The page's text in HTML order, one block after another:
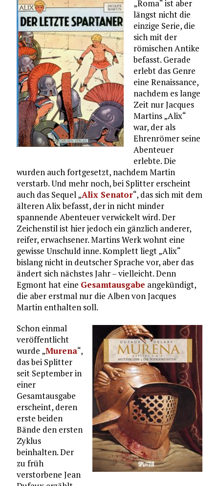
„Roma“ ist aber
längst nicht die
einzige Serie, die
sich mit der
römischen Antike
befasst. Gerade
erlebt das Genre
eine Renaissance,
nachdem es lange
Zeit nur Jacques
Martins „Alix“
war, der als
Ehrenrömer seine
Abenteuer
erlebte. Die
wurden auch fortgesetzt, nachdem Martin
verstarb. Und mehr noch, bei Splitter erscheint
auch das Sequel „Alix Senator“, das sich mit dem
älteren Alix befasst, der in nicht minder
spannende Abenteuer verwickelt wird. Der
Zeichenstil ist hier jedoch ein gänzlich anderer,
reifer, erwachsener. Martins Werk wohnt eine
gewisse Unschuld inne. Komplett liegt „Alix“
bislang nicht in deutscher Sprache vor, aber das
ändert sich nächstes Jahr – vielleicht. Denn
Egmont hat eine Gesamtausgabe angekündigt,
die aber erstmal nur die Alben von Jacques
Martin enthalten soll.
Schon einmal
veröffentlicht
wurde „Murena“,
das bei Splitter
seit September in
einer
Gesamtausgabe
erscheint, deren
erste beiden
Bände den ersten
Zyklus
beinhalten. Der
zu früh
verstorbene Jean